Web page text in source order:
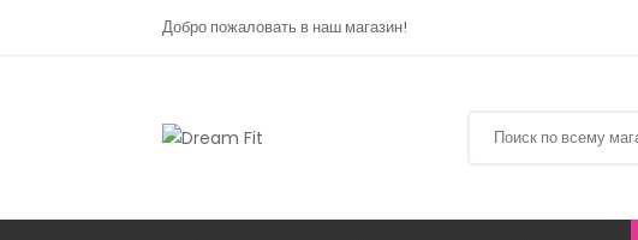
Добро пожаловать в наш магазин!